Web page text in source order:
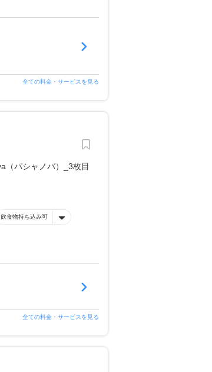
全ての料金・サービスを見る
飲食物持ち込み可
全ての料金・サービスを見る